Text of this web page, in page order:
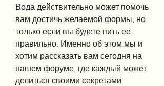
Вода действительно может помочь
вам достичь желаемой формы, но
только если вы будете пить ее
правильно. Именно об этом мы и
хотим рассказать вам сегодня на
нашем форуме, где каждый может
делиться своими секретами